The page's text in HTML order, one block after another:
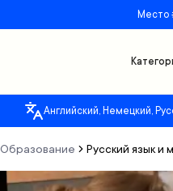
Место
Английский, Немецкий,
Образование Русский язык